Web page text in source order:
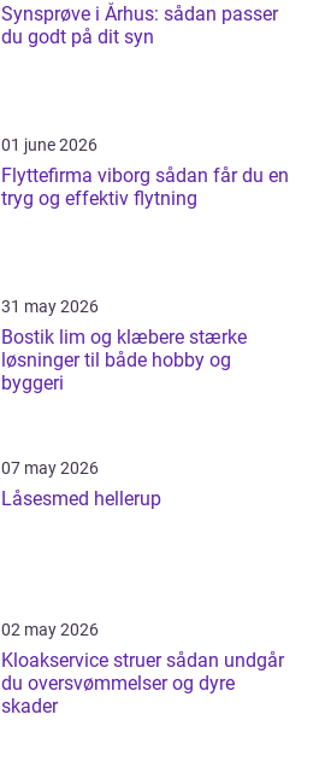
Synsprøve i Århus: sådan passer
du godt på dit syn
01 june 2026
Flyttefirma viborg sådan får du en
tryg og effektiv flytning
31 may 2026
Bostik lim og klæbere stærke
løsninger til både hobby og
byggeri
07 may 2026
Låsesmed hellerup
02 may 2026
Kloakservice struer sådan undgår
du oversvømmelser og dyre
skader